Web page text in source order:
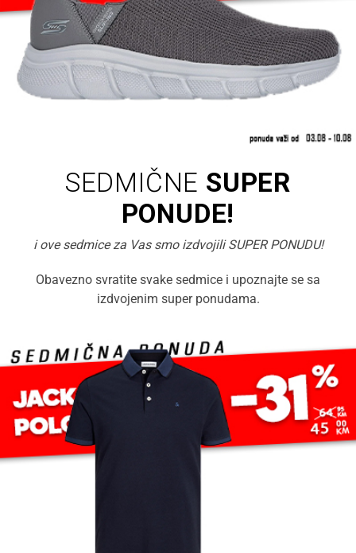
SEDMIČNE SUPER
PONUDE!
i ove sedmice za Vas smo izdvojili SUPER PONUDU!
Obavezno svratite svake sedmice i upoznajte se sa
izdvojenim super ponudama.